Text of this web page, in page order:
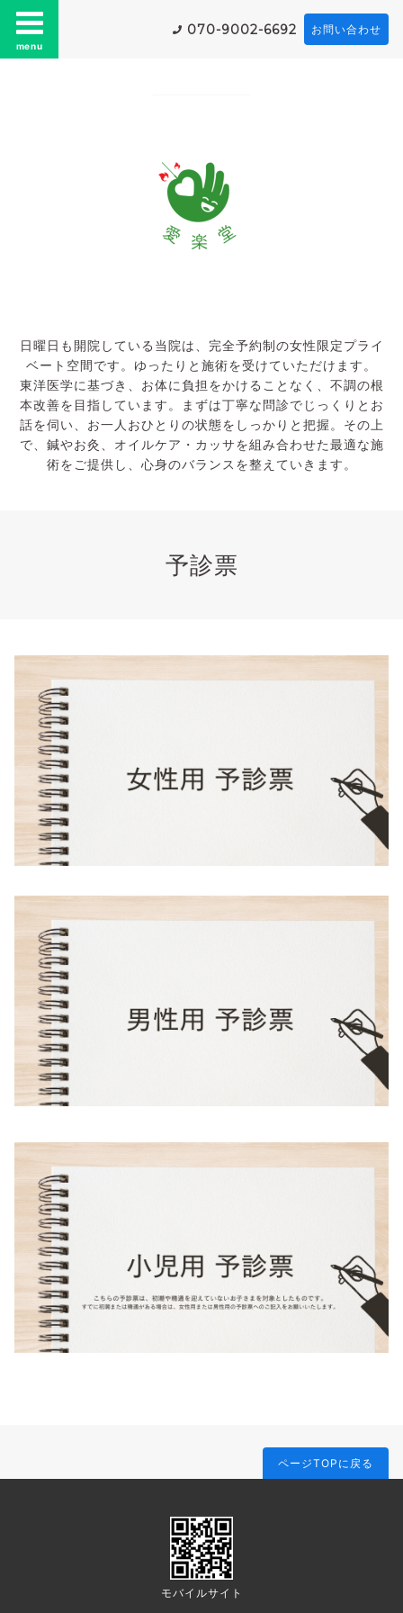
menu
070-9002-6692 お問い合わせ
日曜日も開院している当院は、完全予約制の女性限定プライ
ベート空間です。ゆったりと施術を受けていただけます。
東洋医学に基づき、お体に負担をかけることなく、不調の根
本改善を目指しています。まずは丁寧な問診でじっくりとお
話を伺い、お一人おひとりの状態をしっかりと把握。その上
で、鍼やお灸、オイルケア・カッサを組み合わせた最適な施
術をご提供し、心身のバランスを整えていきます。
予診票
ページTOPに戻る
モバイルサイト